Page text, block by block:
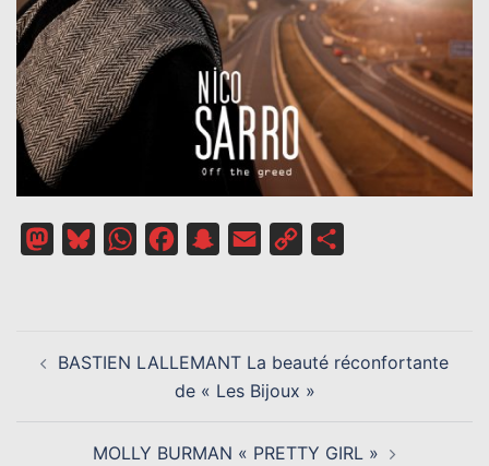
MastodonBlueskyWhatsAppFacebookSnapchat
Email
Copy
D’ARTICLE
BASTIEN LALLEMANT La beauté réconfortante
de « Les Bijoux »
MOLLY BURMAN « PRETTY GIRL »